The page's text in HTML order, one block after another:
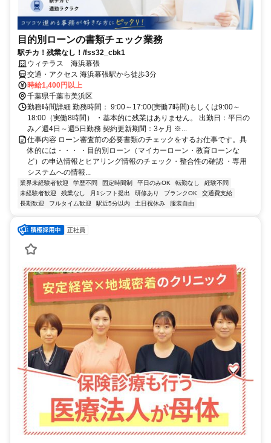
目的別ローンの書類チェック業務
駅チカ！残業なし！/fss32_cbk1
ウィテラス 海浜幕張
交通・アクセス 海浜幕張駅から徒歩3分
時給1,400円以上
千葉県千葉市美浜区
勤務時間詳細 勤務時間： 9:00～17:00(実働7時間)もしくは9:00～
18:00（実働8時間） ・基本的に残業はありません。 出勤日：平日の
み／週4日～週5日勤務 契約更新期間：3ヶ月 ※...
仕事内容 ローン審査前の必要書類のチェックをするお仕事です。具
体的には・・・ ・目的別ローン（マイカーローン・教育ローンな
ど）の申込情報とヒアリング情報のチェック・整合性の確認 ・専用
システムへの情報...
業界未経験者歓迎 学歴不問 固定時間制 平日のみOK 転勤なし
経験不問
未経験者歓迎
残業なし 月1シフト提出 研修あり ブランクOK
交通費支給
長期歓迎
フルタイム歓迎 駅近5分以内 土日祝休み 服装自由
正社員